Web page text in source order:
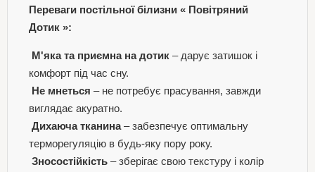
Переваги постільної білизни « Повітряний
Дотик »:
М'яка та приємна на дотик – дарує затишок і
комфорт під час сну.
Не мнеться – не потребує прасування, завжди
виглядає акуратно.
Дихаюча тканина– забезпечує оптимальну
терморегуляцію в будь-яку пору року.
Зносостійкість – зберігає свою текстуру і колір